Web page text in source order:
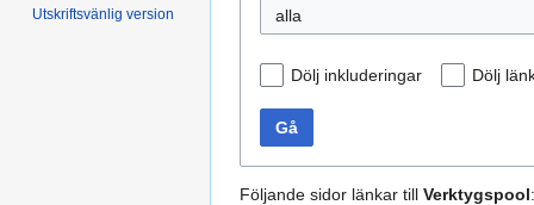
alla
Dölj inkluderingar Dölj
Gå
Följande sidor länkar till Verktygspool:
Utskriftsvänlig version